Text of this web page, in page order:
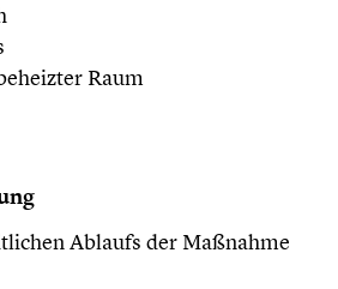
Raum
Ablaufs der Maßnahme